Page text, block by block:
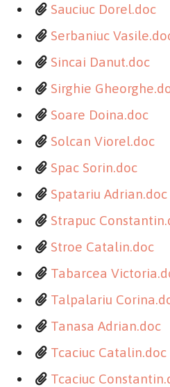
Sauciuc Dorel.doc
Serbaniuc
Sincai Danut.doc
Sirghie
Soare Doina.doc
Solcan Viorel.doc
Spac Sorin.doc
Spatariu Adrian.doc
Strapuc
Stroe Catalin.doc
Tabarcea
Talpalariu
Tanasa Adrian.doc
Tcaciuc Catalin.doc
Tcaciuc